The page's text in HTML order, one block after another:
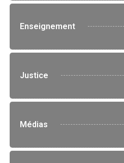
Enseignement
Justice
Médias